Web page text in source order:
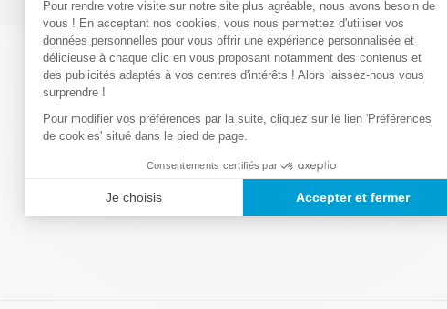
Pour rendre votre visite sur notre site plus agréable, nous avons besoin de
vous ! En acceptant nos cookies, vous nous permettez d'utiliser vos
données personnelles pour vous offrir une expérience personnalisée et
délicieuse à chaque clic en vous proposant notamment des contenus et
des publicités adaptés à vos centres d'intérêts ! Alors laissez-nous vous
surprendre !
Pour modifier vos préférences par la suite, cliquez sur le lien 'Préférences
de cookies' situé dans le pied de page.
Consentements certifiés par
Je choisis Accepter et fermer
Axeptio consent